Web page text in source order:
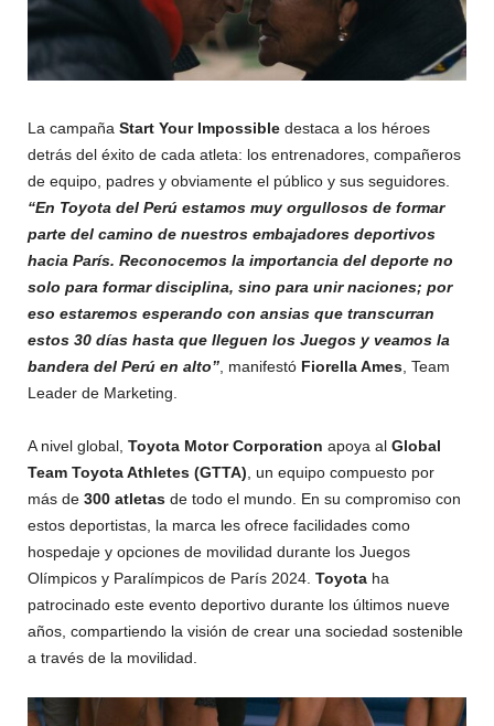
La campaña Start Your Impossible destaca a los héroes
detrás del éxito de cada atleta: los entrenadores, compañeros
de equipo, padres y obviamente el público y sus seguidores.
“En Toyota del Perú estamos muy orgullosos de formar
parte del camino de nuestros embajadores deportivos
hacia París. Reconocemos la importancia del deporte no
solo para formar disciplina, sino para unir naciones; por
eso estaremos esperando con ansias que transcurran
estos 30 días hasta que lleguen los Juegos y veamos la
bandera del Perú en alto” , manifestó Fiorella Ames , Team
Leader de Marketing.
A nivel global, Toyota Motor Corporation apoya al Global
Team Toyota Athletes (GTTA) , un equipo compuesto por
más de 300 atletas de todo el mundo. En su compromiso con
estos deportistas, la marca les ofrece facilidades como
hospedaje y opciones de movilidad durante los Juegos
Olímpicos y Paralímpicos de París 2024. Toyota ha
patrocinado este evento deportivo durante los últimos nueve
años, compartiendo la visión de crear una sociedad sostenible
a través de la movilidad.